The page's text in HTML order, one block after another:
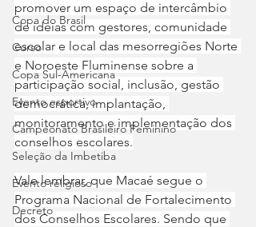
Copa do Brasil
Curso
Copa Sul-Americana
Evento esportivo
Campeonato Brasileiro Feminino
Seleção da Imbetiba
Evento religioso
Decreto
promover um espaço de intercâmbio
de ideias com gestores, comunidade
escolar e local das mesorregiões Norte
e Noroeste Fluminense sobre a
participação social, inclusão, gestão
democrática, implantação,
monitoramento e implementação dos
conselhos escolares.
Vale lembrar, que Macaé segue o
Programa Nacional de Fortalecimento
dos Conselhos Escolares. Sendo que